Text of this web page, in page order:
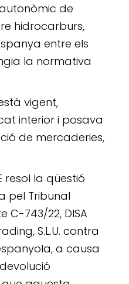
de
hidrocarburs,
entre els
la normativa
vigent,
interior i posava
de mercaderies,
resol la qüestió
pel Tribunal
C-743/22, DISA
S.L.U. contra
a causa